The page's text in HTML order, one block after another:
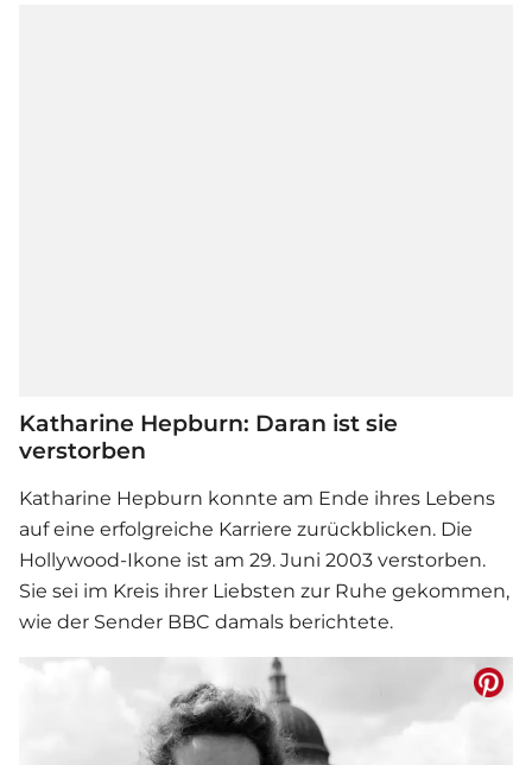
Katharine Hepburn: Daran ist sie
verstorben
Katharine Hepburn konnte am Ende ihres Lebens
auf eine erfolgreiche Karriere zurückblicken. Die
Hollywood-Ikone ist am 29. Juni 2003 verstorben.
Sie sei im Kreis ihrer Liebsten zur Ruhe gekommen,
wie der Sender BBC damals berichtete.